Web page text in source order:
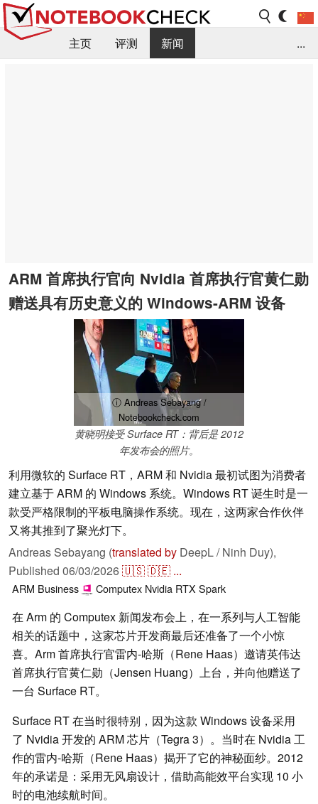
主页 评测
新闻
...
ARM 首席执行官向 Nvidia 首席执行官黄仁勋
赠送具有历史意义的 Windows-ARM 设备
ⓘ Andreas Sebayang /
Notebookcheck.com
黄晓明接受 Surface RT：背后是 2012
年发布会的照片。
利用微软的 Surface RT，ARM 和 Nvidia 最初试图为消费者
建立基于 ARM 的 Windows 系统。Windows RT 诞生时是一
款受严格限制的平板电脑操作系统。现在，这两家合作伙伴
又将其推到了聚光灯下。
Andreas Sebayang (translated by DeepL / Ninh Duy),
Published 06/03/2026🇺🇸🇩🇪 ...
ARM Business Computex Nvidia RTX Spark
在 Arm 的 Computex 新闻发布会上，在一系列与人工智能
相关的话题中，这家芯片开发商最后还准备了一个小惊
喜。Arm 首席执行官雷内-哈斯（Rene Haas）邀请英伟达
首席执行官黄仁勋（Jensen Huang）上台，并向他赠送了
一台 Surface RT。
Surface RT 在当时很特别，因为这款 Windows 设备采用
了 Nvidia 开发的 ARM 芯片（Tegra 3）。当时在 Nvidia 工
作的雷内-哈斯（Rene Haas）揭开了它的神秘面纱。2012
年的承诺是：采用无风扇设计，借助高能效平台实现 10 小
时的电池续航时间。